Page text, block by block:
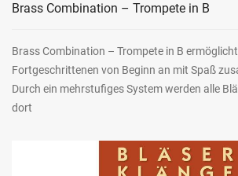
Brass Combination – Trompete in B
Brass Combination – Trompete in B
Fortgeschrittenen von Beginn an mit Spaß
Durch ein mehrstufiges System werden alle
dort